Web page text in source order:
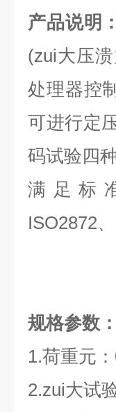
产品说明
(zui大压
处理器控
可进行定
码试验四
满足标
ISO2872
规格参数：
1.荷重元
2.zui大试